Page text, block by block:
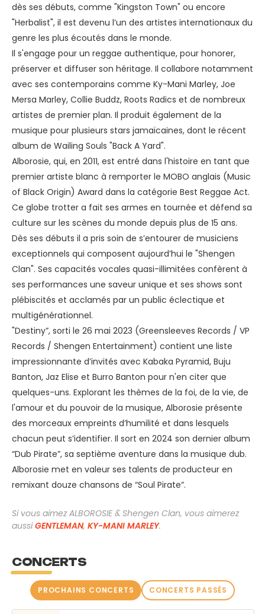
dès ses débuts, comme "Kingston Town" ou encore
"Herbalist", il est devenu l’un des artistes internationaux du
genre les plus écoutés dans le monde.
Il s'engage pour un reggae authentique, pour honorer,
préserver et diffuser son héritage. Il collabore notamment
avec ses contemporains comme Ky-Mani Marley, Joe
Mersa Marley, Collie Buddz, Roots Radics et de nombreux
artistes de premier plan. Il produit également de la
musique pour plusieurs stars jamaïcaines, dont le récent
album de Wailing Souls "Back A Yard".
Alborosie, qui, en 2011, est entré dans l'histoire en tant que
premier artiste blanc à remporter le MOBO anglais (Music
of Black Origin) Award dans la catégorie Best Reggae Act.
Ce globe trotter a fait ses armes en tournée et défend sa
culture sur les scènes du monde depuis plus de 15 ans.
Dès ses débuts il a pris soin de s’entourer de musiciens
exceptionnels qui composent aujourd’hui le "Shengen
Clan". Ses capacités vocales quasi-illimitées confèrent à
ses performances une saveur unique et ses shows sont
plébiscités et acclamés par un public éclectique et
multigénérationnel.
"Destiny”, sorti le 26 mai 2023 (Greensleeves Records / VP
Records / Shengen Entertainment) contient une liste
impressionnante d’invités avec Kabaka Pyramid, Buju
Banton, Jaz Elise et Burro Banton pour n'en citer que
quelques-uns. Explorant les thèmes de la foi, de la vie, de
l'amour et du pouvoir de la musique, Alborosie présente
des morceaux empreints d’humilité et dans lesquels
chacun peut s’identifier. Il sort en 2024 son dernier album
“Dub Pirate”, sa septième aventure dans la musique dub.
Alborosie met en valeur ses talents de producteur en
remixant douze chansons de “Soul Pirate”.
Si vous aimez ALBOROSIE & Shengen Clan, vous aimerez
aussiGENTLEMAN, KY-MANI MARLEY.
CONCERTS
PROCHAINS CONCERTS CONCERTS PASSÉS